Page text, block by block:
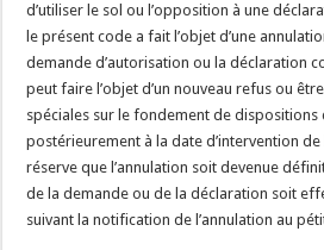
d’utiliser le sol ou l’opposition à une
le présent code a fait l’objet d’une
demande d’autorisation ou la déclaration
peut faire l’objet d’un nouveau refus ou
spéciales sur le fondement de dispositions
postérieurement à la date d’intervention
réserve que l’annulation soit devenue
de la demande ou de la déclaration soit
suivant la notification de l’annulation au